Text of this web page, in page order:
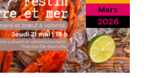
Mars
2026